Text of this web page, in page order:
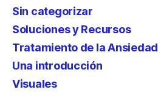
Sin categorizar
Soluciones y Recursos
Tratamiento de la Ansiedad
Una introducción
Visuales